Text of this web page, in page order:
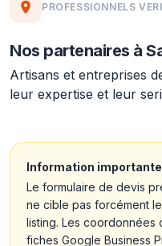
PROFESSIONNELS
Nos partenaires à
Artisans et entreprises
leur expertise et leur
Information importante
Le formulaire de devis
ne cible pas forcément
listing. Les coordonnées
fiches Google Business